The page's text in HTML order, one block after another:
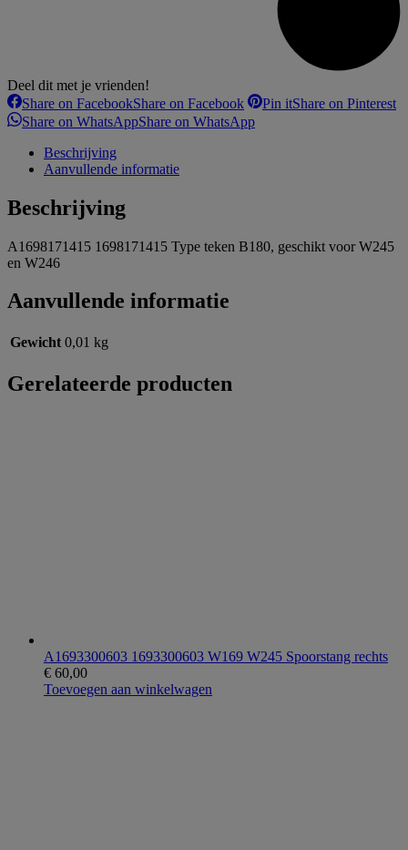
Deel dit met je vrienden!
Share on FacebookShare on Facebook Pin itShare on Pinterest
Share on WhatsAppShare on WhatsApp
Beschrijving
Aanvullende informatie
Beschrijving
A1698171415 1698171415 Type teken B180, geschikt voor W245
en W246
Aanvullende informatie
Gewicht 0,01 kg
Gerelateerde producten
A1693300603 1693300603 W169 W245 Spoorstang rechts
€ 60,00
Toevoegen aan winkelwagen